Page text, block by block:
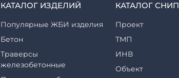
КАТАЛОГ ИЗДЕЛИЙ
Популярные ЖБИ изделия
Бетон
Траверсы
железобетонные
КАТАЛОГ СНИП
Проект
ТМП
ИНВ
Объект